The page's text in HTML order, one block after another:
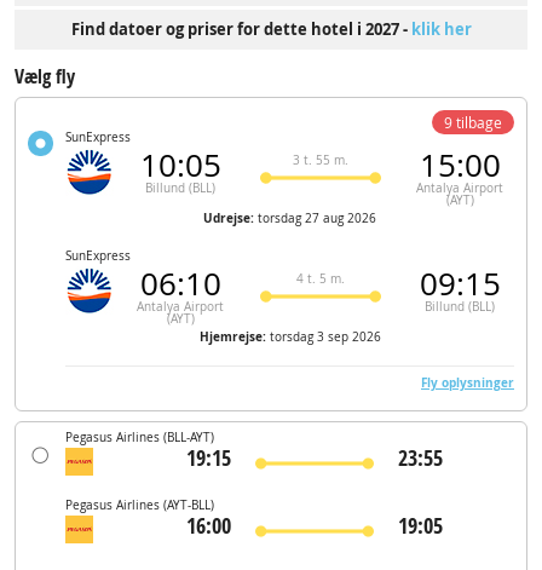
Find datoer og priser for dette hotel i 2027 - klik her
Vælg fly
SunExpress
10:05
Billund (BLL)
3 t. 55 m. 15:00
Antalya Airport
(AYT)
Udrejse: torsdag 27 aug 2026
SunExpress
06:10
Antalya Airport
(AYT)
4 t. 5 m. 09:15
Billund (BLL)
Hjemrejse: torsdag 3 sep 2026
9 tilbage
Fly oplysninger
Pegasus Airlines (BLL-AYT)
19:15 23:55
Pegasus Airlines (AYT-BLL)
16:00 19:05